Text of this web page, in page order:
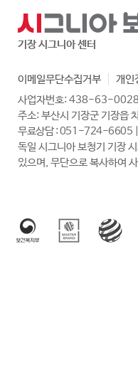
기장 시그니아 센터
이메일무단수집거부 개인
사업자번호: 438-63-
주소: 부산시 기장군 기장읍
무료상담 : 051-724-6605
있으며, 무단으로 복사하여